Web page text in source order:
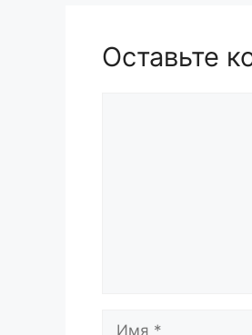
Оставьте
Имя